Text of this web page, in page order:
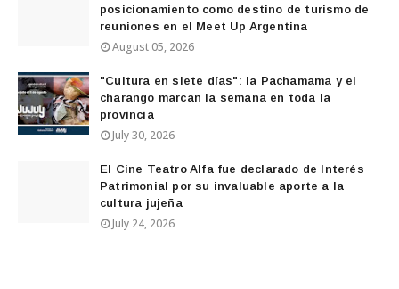
posicionamiento como destino de turismo de
reuniones en el Meet Up Argentina
August 05, 2026
"Cultura en siete días": la Pachamama y el
charango marcan la semana en toda la
provincia
July 30, 2026
El Cine Teatro Alfa fue declarado de Interés
Patrimonial por su invaluable aporte a la
cultura jujeña
July 24, 2026